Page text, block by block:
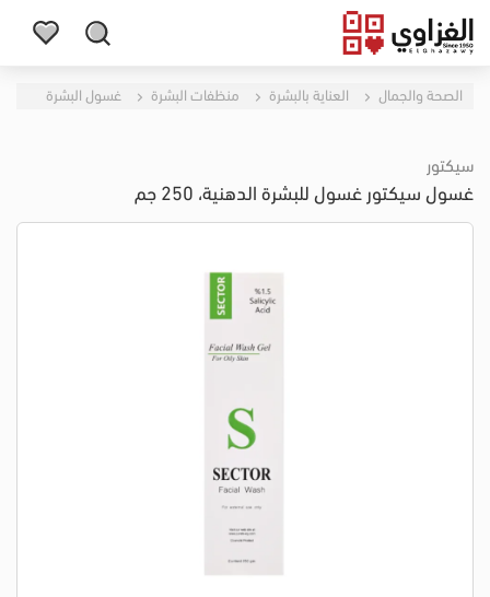
الصحة والجمال العناية بالبشرة منظفات البشرة غسول البشرة
سيكتور
غسول سيكتور غسول للبشرة الدهنية، 250 جم